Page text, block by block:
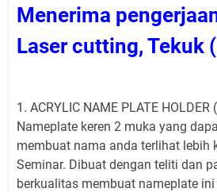
Menerima
Laser cutting, Tekuk
1. ACRYLIC NAME PLATE HOLDER
Nameplate keren 2 muka yang
membuat nama anda terlihat lebih
Seminar. Dibuat dengan teliti dan
berkualitas membuat nameplate